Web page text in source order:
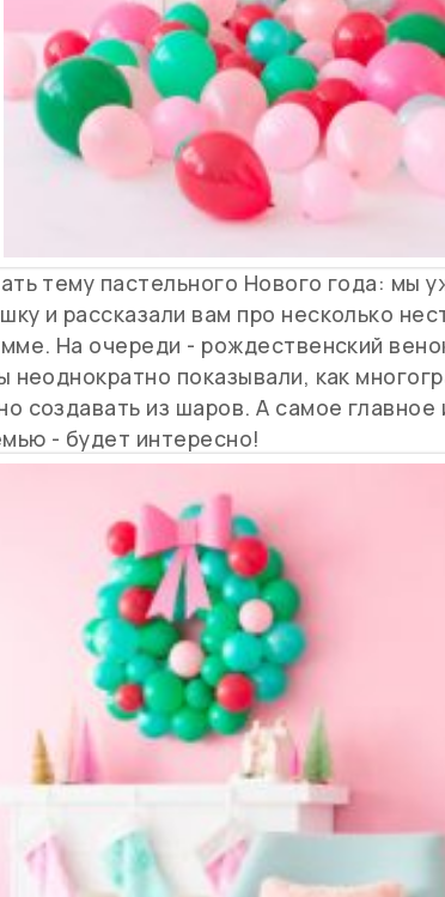
тему пастельного Нового года: мы
и рассказали вам про несколько
На очереди - рождественский
показывали, как
создавать из шаров. А самое
- будет интересно!